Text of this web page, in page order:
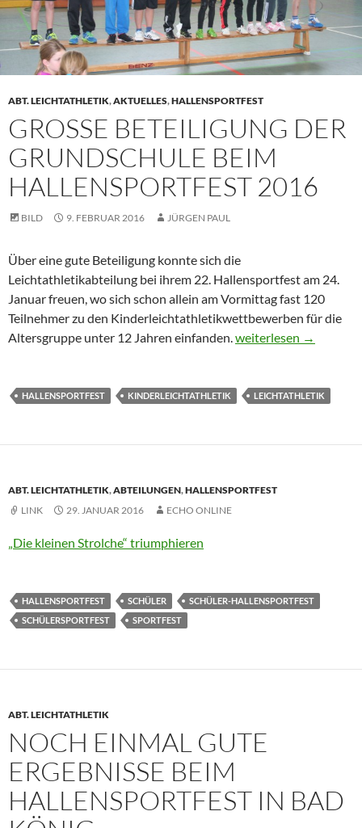
ABT. LEICHTATHLETIK,AKTUELLES,HALLENSPORTFEST
GROSSE BETEILIGUNG DER G
RUNDSCHULE BEIM H
ALLENSPORTFEST 2016
BILD 9. FEBRUAR 2016 JÜRGEN PAUL
Über eine gute Beteiligung konnte sich die
Leichtathletikabteilung bei ihrem 22. Hallensportfest am 24.
Januar freuen, wo sich schon allein am Vormittag fast 120
Teilnehmer zu den Kinderleichtathletikwettbewerben für die
Altersgruppe unter 12 Jahren einfanden. Große Beteiligung
weiterlesen →
HALLENSPORTFEST KINDERLEICHTATHLETIK LEICHTATHLETIK
ABT. LEICHTATHLETIK,ABTEILUNGEN,HALLENSPORTFEST
LINK
29. JANUAR 2016 ECHO ONLINE
„Die kleinen Strolche“ triumphieren
HALLENSPORTFEST SCHÜLER
SCHÜLER-HALLENSPORTFEST
SCHÜLERSPORTFEST
SPORTFEST
ABT. LEICHTATHLETIK
NOCH EINMAL GUTE
ERGEBNISSE BEIM
HALLENSPORTFEST IN BAD